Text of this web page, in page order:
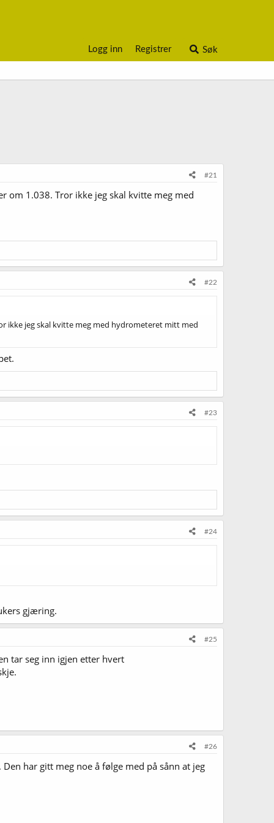
Logg inn Registrer Søk
#21
om 1.038. Tror ikke jeg skal kvitte meg med
#22
ikke jeg skal kvitte meg med hydrometeret mitt med
#23
#24
gjæring.
#25
tar seg inn igjen etter hvert
#26
har gitt meg noe å følge med på sånn at jeg